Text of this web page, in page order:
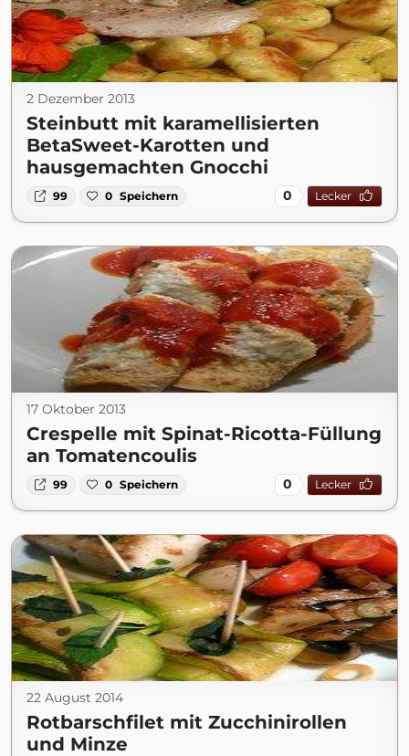
2 Dezember 2013
Steinbutt mit karamellisierten
BetaSweet-Karotten und
hausgemachten Gnocchi
99 0 Speichern 0 Lecker
17 Oktober 2013
Crespelle mit Spinat-Ricotta-Füllung
an Tomatencoulis
99 0 Speichern 0 Lecker
22 August 2014
Rotbarschfilet mit Zucchinirollen
und Minze